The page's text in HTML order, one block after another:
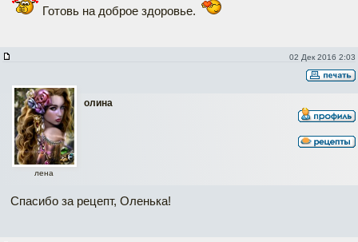
Готовь на доброе здоровье.
02 Дек 2016 2:03
олина
лена
Спасибо за рецепт, Оленька!